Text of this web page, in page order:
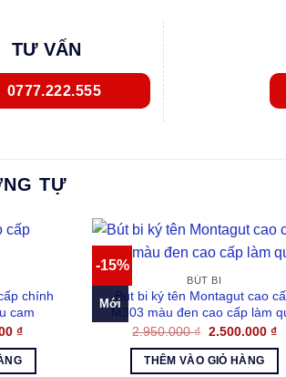
TƯ VẤN
0777.222.555
TỰ
chính
cam
₫.
₫Giá
-15%
Mới
BÚT BI
Bút bi ký tên Montagut cao
M303 màu đen cao cấp làm
2.950.000₫ Giá
là:
2.950.000 ₫.
2.500.000 ₫
THÊM VÀO GIỎ HÀNG